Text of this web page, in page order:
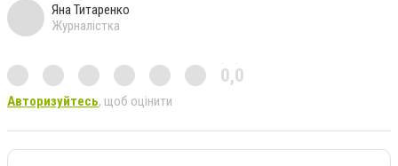
Яна Титаренко
Журналістка
0,0
Авторизуйтесь, щоб оцінити